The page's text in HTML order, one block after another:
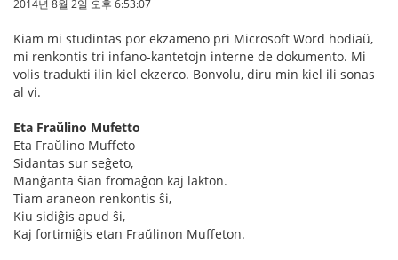
2014년 8월 2일 오후 6:53:07
Kiam mi studintas por ekzameno pri Microsoft Word hodiaŭ,
mi renkontis tri infano-kantetojn interne de dokumento. Mi
volis tradukti ilin kiel ekzerco. Bonvolu, diru min kiel ili sonas
al vi.
Eta Fraŭlino Mufetto
Eta Fraŭlino Muffeto
Sidantas sur seĝeto,
Manĝanta ŝian fromaĝon kaj lakton.
Tiam araneon renkontis ŝi,
Kiu sidiĝis apud ŝi,
Kaj fortimiĝis etan Fraŭlinon Muffeton.